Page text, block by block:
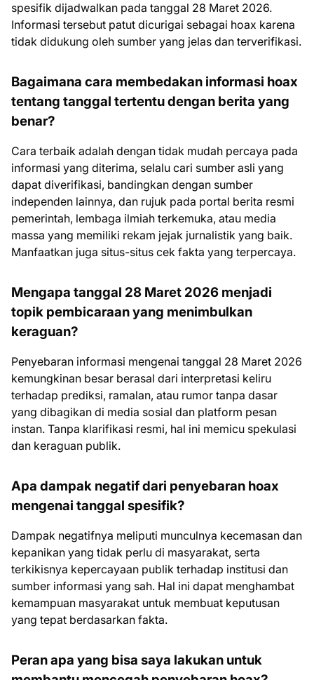
spesifik dijadwalkan pada tanggal 28 Maret 2026.
Informasi tersebut patut dicurigai sebagai hoax karena
tidak didukung oleh sumber yang jelas dan terverifikasi.
Bagaimana cara membedakan informasi hoax
tentang tanggal tertentu dengan berita yang
benar?
Cara terbaik adalah dengan tidak mudah percaya pada
informasi yang diterima, selalu cari sumber asli yang
dapat diverifikasi, bandingkan dengan sumber
independen lainnya, dan rujuk pada portal berita resmi
pemerintah, lembaga ilmiah terkemuka, atau media
massa yang memiliki rekam jejak jurnalistik yang baik.
Manfaatkan juga situs-situs cek fakta yang terpercaya.
Mengapa tanggal 28 Maret 2026 menjadi
topik pembicaraan yang menimbulkan
keraguan?
Penyebaran informasi mengenai tanggal 28 Maret 2026
kemungkinan besar berasal dari interpretasi keliru
terhadap prediksi, ramalan, atau rumor tanpa dasar
yang dibagikan di media sosial dan platform pesan
instan. Tanpa klarifikasi resmi, hal ini memicu spekulasi
dan keraguan publik.
Apa dampak negatif dari penyebaran hoax
mengenai tanggal spesifik?
Dampak negatifnya meliputi munculnya kecemasan dan
kepanikan yang tidak perlu di masyarakat, serta
terkikisnya kepercayaan publik terhadap institusi dan
sumber informasi yang sah. Hal ini dapat menghambat
kemampuan masyarakat untuk membuat keputusan
yang tepat berdasarkan fakta.
Peran apa yang bisa saya lakukan untuk